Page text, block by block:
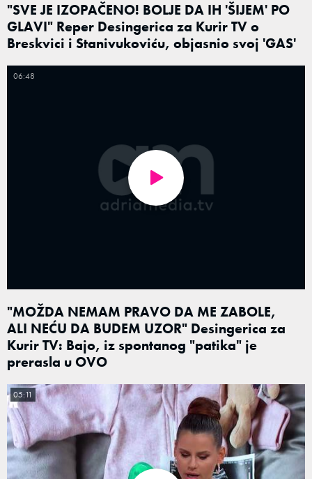
"SVE JE IZOPAČENO! BOLJE DA IH 'ŠIJEM' PO
GLAVI" Reper Desingerica za Kurir TV o
Breskvici i Stanivukoviću, objasnio svoj 'GAS'
"MOŽDA NEMAM PRAVO DA ME ZABOLE,
ALI NEĆU DA BUDEM UZOR" Desingerica za
Kurir TV: Bajo, iz spontanog "patika" je
prerasla u OVO
06:48
05:11